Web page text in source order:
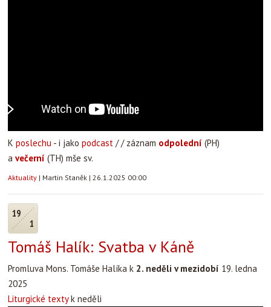
K poslechu - i jako podcast / / záznam odpolední (PH)
a večerní (TH) mše sv.
Aktuality | Martin Staněk | 26.1.2025 00:00
19
1
Tomáš Halík: Svatba v Káně
Promluva Mons. Tomáše Halíka k 2. neděli v mezidobí 19. ledna
2025
Liturgické textyk neděli